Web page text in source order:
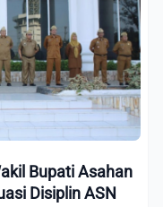
Bupati Asahan
Disiplin ASN